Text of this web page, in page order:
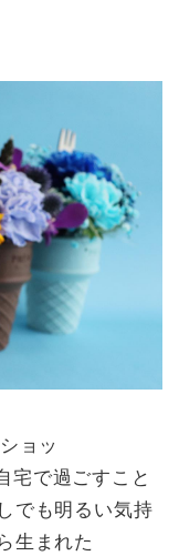
ョッ
で過ごすこと
でも明るい気持
生まれた